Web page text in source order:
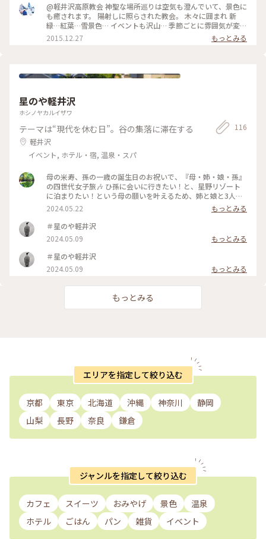
@軽井沢高原教会 神聖な場所巡りは空気も澄んでいて、景色に
も癒されます。 陽射しに照らされた教会。 木々に囲まれ 新
緑…紅葉…雪景色… イベントも沢山… 季節ごとに雰囲気が変わ
り その時々の顔を見に来たくなります。 鬼押しハイウェイで
浅間山を見て… 石の教会内村鑑三記念堂… 軽井沢高原教会…
2015.12.27 もっとみる
星のや軽井沢
ホシノヤカルイザワ
テーマは“現代を休む日”。谷の集落に滞在する
軽井沢
イベント, ホテル・宿, 温泉・スパ
116
母の米寿、孫の一歳の誕生日のお祝いで、『母・姉・娘・孫』
の四世代女子旅🎶 ひ孫に会いに行きたい！と、星野リゾート
に泊まりたい！という母の願いを叶えるため、姉と娘と3人で3
ヶ月前から計画して行って来ました。 星のや軽井沢は時を忘
れる谷の集落…あちこち観光に行かなくてもこの中でのんびり
飽きずにいられるのは、高齢の母にもまだ赤ちゃんの孫にも思
った以上に過ごしやすかったです。 いつも駐車場満車のハルニ
レテラスも裏から新緑の中を歩いてすぐ行けるので、気持ちよ
くて便利です。 そうは言っても、バタバタと珍道中でかなり疲
れましたが帰ってから母から家族LINEに『言葉に尽くせないほ
ど楽しい2日間でした。ありがとう』とメッセージがきて、行
2024.05.22
もっとみる
＃星のや軽井沢
2024.05.09
もっとみる
＃星のや軽井沢
2024.05.09
もっとみる
もっとみる
エリアを指定して絞り込む
京都 東京 北海道 沖縄 神奈川
静岡
山梨
長野 奈良 鎌倉
ジャンルを指定して絞り込む
カフェ スイーツ おみやげ 景色
温泉
ホテル
ごはん パン 雑貨 イベント